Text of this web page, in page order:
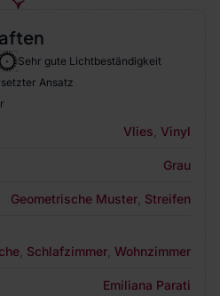
Sehr gute Lichtbeständigkeit
Ansatz
Vlies Vinyl
Grau
Geometrische Muster Streifen
Schlafzimmer Wohnzimmer
Emiliana Parati